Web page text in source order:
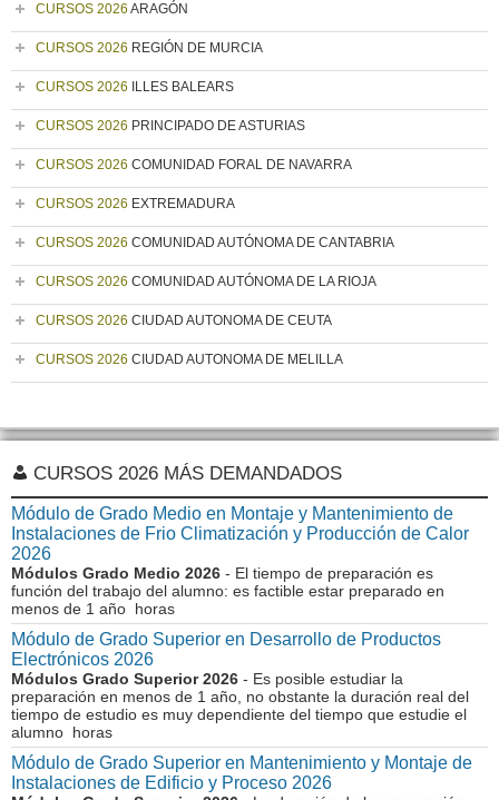
CURSOS 2026 ARAGÓN
CURSOS 2026 REGIÓN DE MURCIA
CURSOS 2026 ILLES BALEARS
CURSOS 2026 PRINCIPADO DE ASTURIAS
CURSOS 2026 COMUNIDAD FORAL DE NAVARRA
CURSOS 2026 EXTREMADURA
CURSOS 2026 COMUNIDAD AUTÓNOMA DE CANTABRIA
CURSOS 2026 COMUNIDAD AUTÓNOMA DE LA RIOJA
CURSOS 2026 CIUDAD AUTONOMA DE CEUTA
CURSOS 2026 CIUDAD AUTONOMA DE MELILLA
CURSOS 2026 MÁS DEMANDADOS
Módulo de Grado Medio en Montaje y Mantenimiento de
Instalaciones de Frio Climatización y Producción de Calor
2026
Módulos Grado Medio 2026 - El tiempo de preparación es
función del trabajo del alumno: es factible estar preparado en
menos de 1 año horas
Módulo de Grado Superior en Desarrollo de Productos
Electrónicos 2026
Módulos Grado Superior 2026 - Es posible estudiar la
preparación en menos de 1 año, no obstante la duración real del
tiempo de estudio es muy dependiente del tiempo que estudie el
alumno horas
Módulo de Grado Superior en Mantenimiento y Montaje de
Instalaciones de Edificio y Proceso 2026